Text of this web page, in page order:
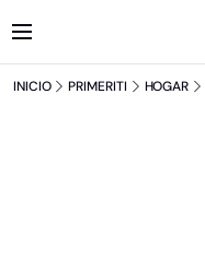
INICIO PRIMERITI HOGAR